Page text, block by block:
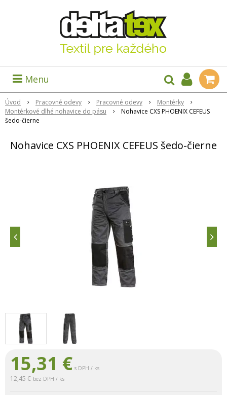
Menu
Úvod Pracovné odevy Pracovné odevy
Montérky
Montérkové dlhé nohavice do pásu
Nohavice CXS PHOENIX CEFEUS
šedo-čierne
Nohavice CXS PHOENIX CEFEUS šedo-čierne
15,31 € s DPH / ks
12,45 € bez DPH / ks